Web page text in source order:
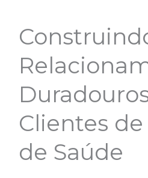
Clientes
de Saúde